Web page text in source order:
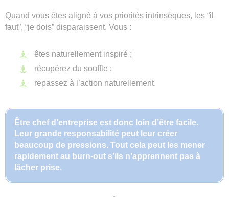
Quand vous êtes aligné à vos priorités intrinsèques, les “il
faut”, “je dois” disparaissent. Vous :
êtes naturellement inspiré ;
récupérez du souffle ;
repassez à l’action naturellement.
Être chef d’entreprise est donc loin d’être facile.
Leur grande responsabilité peut leur créer
beaucoup de pressions. Tout cela peut les mener
rapidement au burn-out s’ils n’apprennent pas à
lâcher prise.